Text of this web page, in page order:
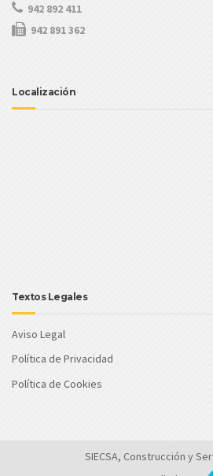
942 892 411
942 891 362
Localización
Textos Legales
Aviso Legal
Política de Privacidad
Política de Cookies
SIECSA, Construcción y